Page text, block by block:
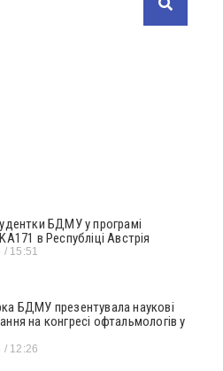
БДМУ у програмі
в Республіці Австрія
15:51
БДМУ презентувала наукові
на конгресі офтальмологів у
12:26